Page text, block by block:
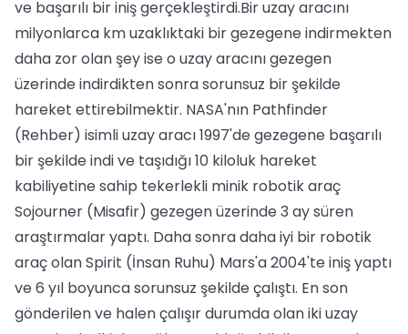
ve başarılı bir iniş gerçekleştirdi.Bir uzay aracını
milyonlarca km uzaklıktaki bir gezegene indirmekten
daha zor olan şey ise o uzay aracını gezegen
üzerinde indirdikten sonra sorunsuz bir şekilde
hareket ettirebilmektir. NASA'nın Pathfinder
(Rehber) isimli uzay aracı 1997'de gezegene başarılı
bir şekilde indi ve taşıdığı 10 kiloluk hareket
kabiliyetine sahip tekerlekli minik robotik araç
Sojourner (Misafir) gezegen üzerinde 3 ay süren
araştırmalar yaptı. Daha sonra daha iyi bir robotik
araç olan Spirit (İnsan Ruhu) Mars'a 2004'te iniş yaptı
ve 6 yıl boyunca sorunsuz şekilde çalıştı. En son
gönderilen ve halen çalışır durumda olan iki uzay